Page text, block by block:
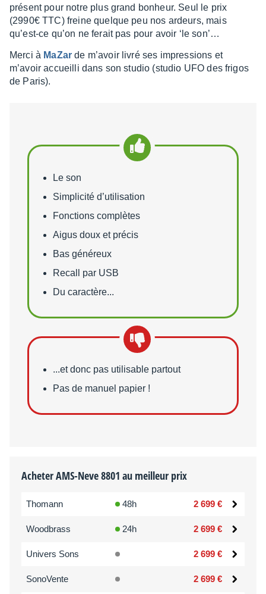
présent pour notre plus grand bonheur. Seul le prix
(2990€ TTC) freine quelque peu nos ardeurs, mais
qu’est-ce qu’on ne ferait pas pour avoir ‘le son’…
Merci à MaZar de m’avoir livré ses impres­sions et
m’avoir accueilli dans son studio (studio UFO des frigos
de Paris).
Points forts
Le son
Simplicité d’utilisation
Fonctions complètes
Aigus doux et précis
Bas généreux
Recall par USB
Du caractère...
Points faibles
...et donc pas utilisable partout
Pas de manuel papier !
Acheter AMS-Neve 8801 au meilleur prix
Thomann 48h 2 699 €
Woodbrass 24h 2 699 €
Univers Sons 2 699 €
SonoVente 2 699 €